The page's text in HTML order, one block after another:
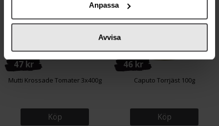
Anpassa
Avvisa
47 kr
Mutti Krossade Tomater 3x400g
Köp
46 kr
Caputo Torrjäst 100g
Köp